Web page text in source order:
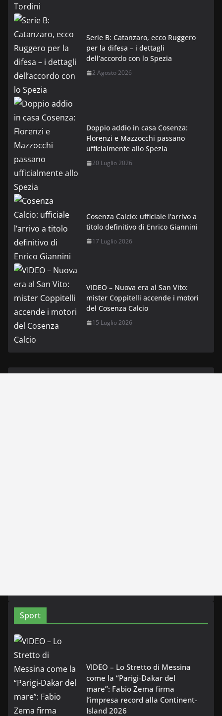
Serie B: Catanzaro, ecco Ruggero
per la difesa – i dettagli
dell’accordo con lo Spezia
2 Agosto 2026
Doppio addio in casa Cosenza:
Florenzi e Mazzocchi passano
ufficialmente allo Spezia
20 Luglio 2026
Cosenza Calcio: ufficiale l’arrivo a
titolo definitivo di Enrico Giannini
17 Luglio 2026
VIDEO – Nuova era al San Vito:
mister Coppitelli accende i motori
del Cosenza Calcio
15 Luglio 2026
Sport
VIDEO – Lo Stretto di Messina
come la “Parigi-Dakar del
mare”: Fabio Zema firma
l’impresa record alla Continent-
Island 2026